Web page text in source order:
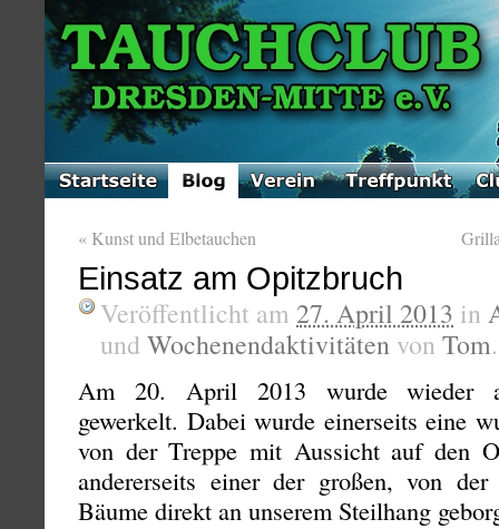
« Kunst und Elbetauchen
Einsatz am Opitzbruch
Veröffentlicht am 27. April 2013 in
und Wochenendaktivitäten von Tom
Am 20. April 2013 wurde wieder
gewerkelt. Dabei wurde einerseits eine
von der Treppe mit Aussicht auf den
andererseits einer der großen, von der
Bäume direkt an unserem Steilhang